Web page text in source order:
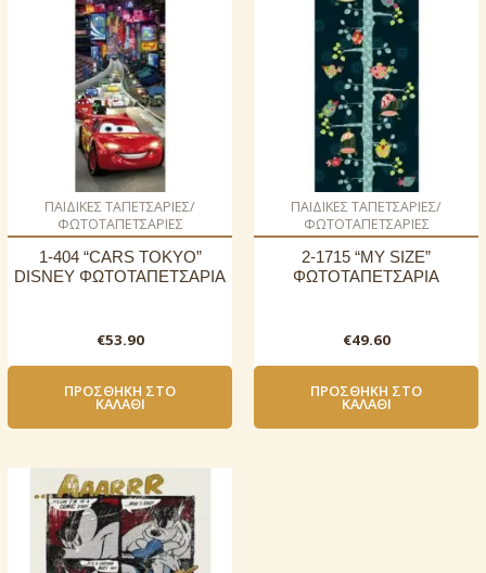
ΠΑΙΔΙΚΕΣ ΤΑΠΕΤΣΑΡΙΕΣ/
ΦΩΤΟΤΑΠΕΤΣΑΡΙΕΣ
1-404 “CARS TOKYO”
DISNEY ΦΩΤΟΤΑΠΕΤΣΑΡΙΑ
€53.90
ΠΡΟΣΘΉΚΗ ΣΤΟ
ΚΑΛΆΘΙ
ΠΑΙΔΙΚΕΣ ΤΑΠΕΤΣΑΡΙΕΣ/
ΦΩΤΟΤΑΠΕΤΣΑΡΙΕΣ
2-1715 “MY SIZE”
ΦΩΤΟΤΑΠΕΤΣΑΡΙΑ
€49.60
ΠΡΟΣΘΉΚΗ ΣΤΟ
ΚΑΛΆΘΙ